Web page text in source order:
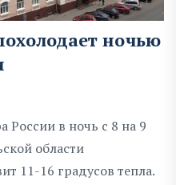
ночью
в ночь с 8 на 9
области
11-16 градусов тепла.